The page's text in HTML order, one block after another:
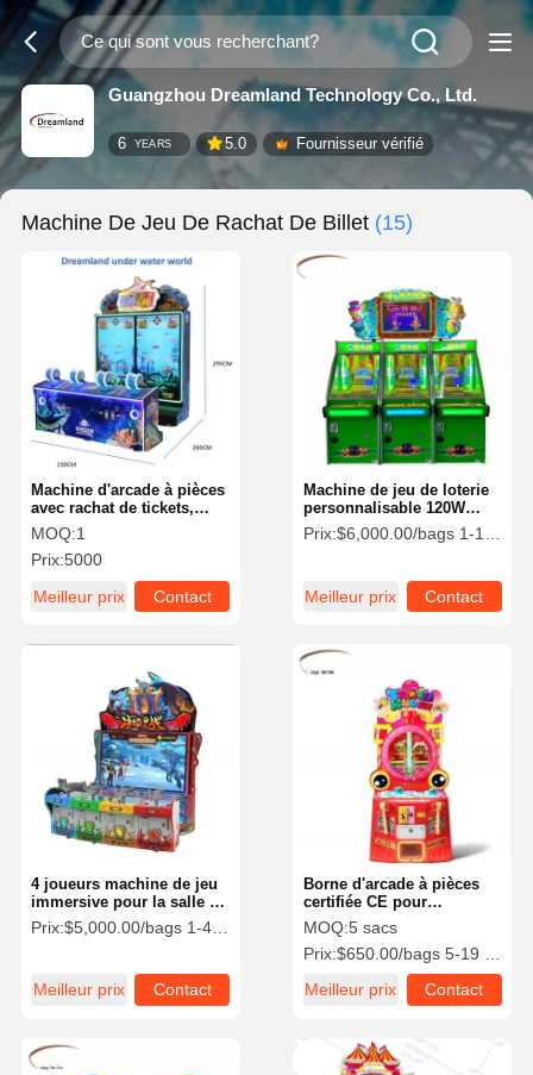
Guangzhou Dreamland Technology Co., Ltd.
6 YEARS 5.0 Fournisseur vérifié
Machine De Jeu De Rachat De Billet (15)
Machine d'arcade à pièces
avec rachat de tickets,
support personnalisé ODM
OEM
MOQ:1
Prix:5000
Meilleur prix
Contact
Machine de jeu de loterie
personnalisable 120W
pour divertissement
Prix:$6,000.00/bags 1-19 bags
Meilleur prix Contact
4 joueurs machine de jeu
immersive pour la salle de
jeu
Prix:$5,000.00/bags 1-4 bags
Meilleur prix Contact
Borne d'arcade à pièces
certifiée CE pour
l'intérieur avec double
marteau
MOQ:5 sacs
Prix:$650.00/bags 5-19 bags
Meilleur prix
Contact